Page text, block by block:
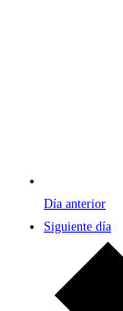
Día anterior
Siguiente día